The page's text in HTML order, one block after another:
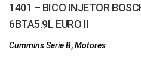
1401 – BICO INJETOR
6BTA5.9L EURO II
Cummins Serie B,Motores